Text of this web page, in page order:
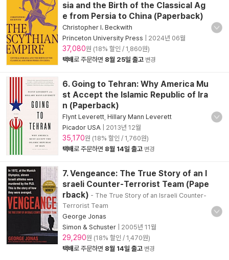
sia and the Birth of the Classical Ag
e from Persia to China (Paperback)
Christopher I. Beckwith
Princeton University Press
2024년 06월
37,080원 (18% 할인 / 1,860원)
택배로 주문하면 8월 25일 출고 변경
6. Going to Tehran: Why America Mu
st Accept the Islamic Republic of Ira
n (Paperback)
Flynt Leverett Hillary Mann Leverett
Picador USA
2013년 12월
35,170원 (18% 할인 / 1,760원)
택배로 주문하면 8월 14일 출고 변경
7. Vengeance: The True Story of an I
sraeli Counter-Terrorist Team (Pape
rback) - The True Story of an Israeli Counter-
Terrorist Team
George Jonas
Simon & Schuster
2005년 11월
29,290원 (18% 할인 / 1,470원)
택배로 주문하면 8월 14일 출고 변경